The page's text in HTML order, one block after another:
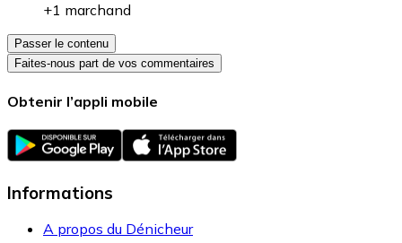
+1 marchand
Passer le contenu
Faites-nous part de vos commentaires
Obtenir l’appli mobile
Informations
A propos du Dénicheur